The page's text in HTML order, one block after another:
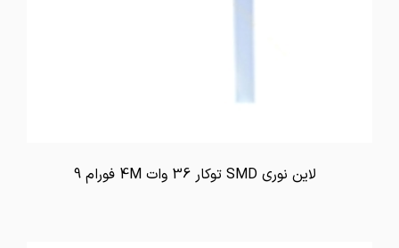
لاین نوری SMD توکار 36 وات 4M فورام 9